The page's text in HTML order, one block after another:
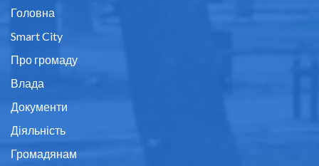
Головна
Smart City
Про громаду
Влада
Документи
Діяльність
Громадянам